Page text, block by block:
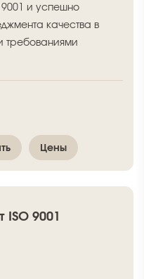
и успешно
качества в
требованиями
Цены
9001